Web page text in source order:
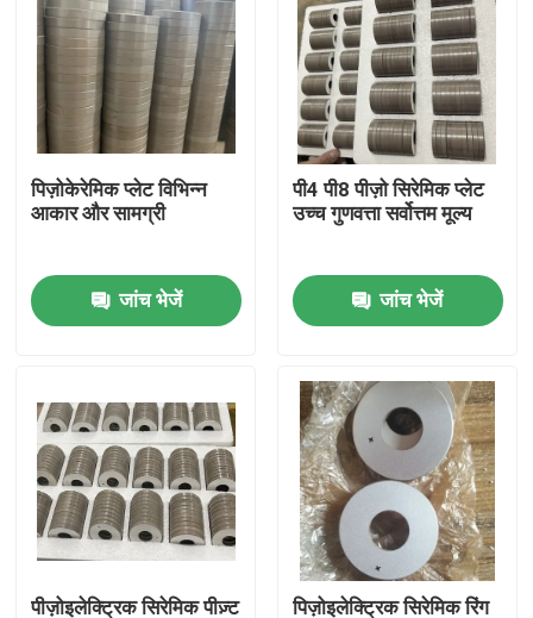
हमारे बारे में
कारखाना भ्रमण
गुणवत्ता नियंत्रण
संपर्क करें
अल्ट्रासोनिक सफाई ट्रांसड्यूसर
उच्च शक्ति अल्ट्रासोनिक transducer
बहु आवृत्ति अल्ट्रासोनिक ट्रांसड्यूसर
पिज़ोकेरेमिक प्लेट विभिन्न
आकार और सामग्री
जांच भेजें
पी4 पी8 पीज़ो सिरेमिक प्लेट
उच्च गुणवत्ता सर्वोत्तम मूल्य
जांच भेजें
पीज़ोइलेक्ट्रिक सिरेमिक पीज़्ट पिज़ोइलेक्ट्रिक सिरेमिक रिंग